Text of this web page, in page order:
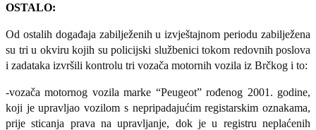
OSTALO:
Od ostalih događaja zabilježenih u izvještajnom periodu zabilježena
su tri u okviru kojih su policijski službenici tokom redovnih poslova
i zadataka izvršili kontrolu tri vozača motornih vozila iz Brčkog i to:
-vozača motornog vozila marke “Peugeot” rođenog 2001. godine,
koji je upravljao vozilom s nepripadajućim registarskim oznakama,
prije sticanja prava na upravljanje, dok je u registru neplaćenih